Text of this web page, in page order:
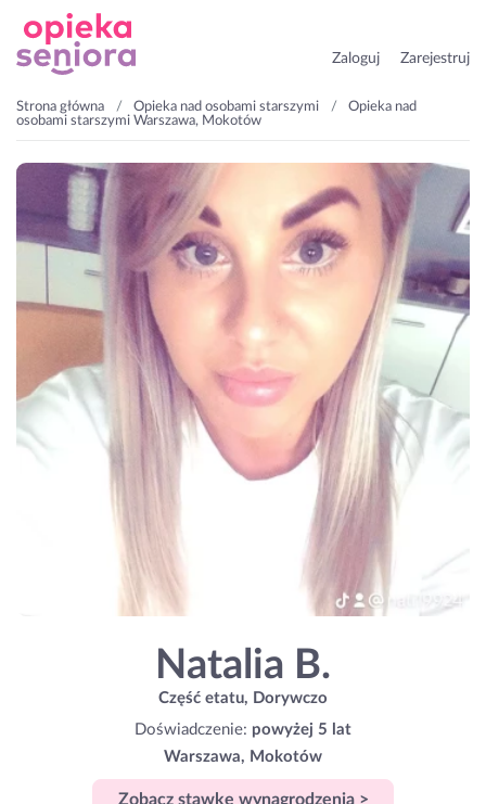
Zaloguj Zarejestruj
Strona główna Opieka nad osobami starszymi
Opieka nad
osobami starszymi Warszawa, Mokotów
Natalia B.
Część etatu, Dorywczo
Doświadczenie: powyżej 5 lat
Warszawa, Mokotów
Zobacz stawkę wynagrodzenia >